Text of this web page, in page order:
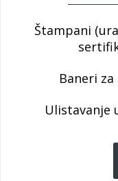
Štampani
Baneri
Ulistavanje